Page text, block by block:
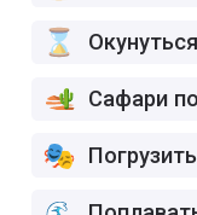
Сафари